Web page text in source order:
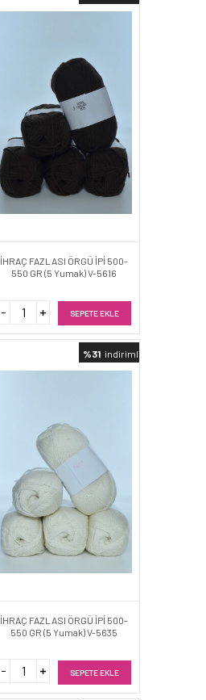
İHRAÇ FAZLASI ÖRGÜ İPİ 500-
550 GR (5 Yumak) V-5616
SEPETE EKLE
%31 indirimli
İHRAÇ FAZLASI ÖRGÜ İPİ 500-
550 GR (5 Yumak) V-5635
SEPETE EKLE